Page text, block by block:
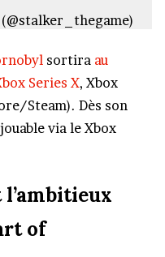
sortira au
Series X, Xbox
Steam). Dès son
via le Xbox
l’ambitieux
of